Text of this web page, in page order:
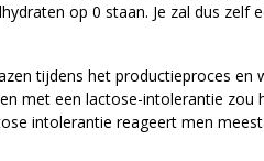
op 0 staan. Je zal dus zelf
tijdens het productieproces en
met een lactose-intolerantie zou
intolerantie reageert men